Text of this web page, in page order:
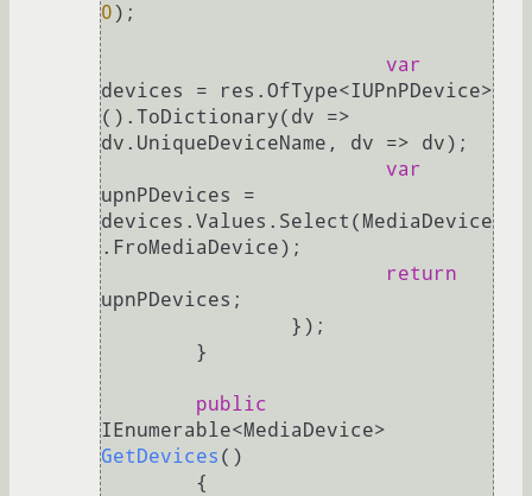
0);
var
devices = res.OfType<IUPnPDevice>
().ToDictionary(dv =>
dv.UniqueDeviceName, dv => dv);
var
upnPDevices =
devices.Values.Select(MediaDevice
.FroMediaDevice);
return
upnPDevices;
public
GetDevices ()